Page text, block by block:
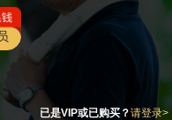
已是VIP或已购买？请登录>